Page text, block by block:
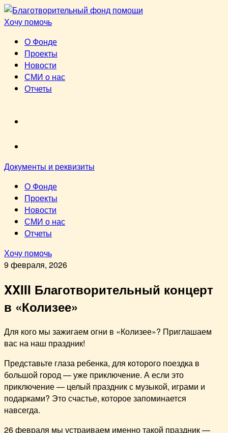
Перейти
к
Хочу помочь
О Фонде
Проекты
Новости
СМИ о нас
Отчеты
Документы и реквизиты
О Фонде
Проекты
Новости
СМИ о нас
Отчеты
Хочу помочь
9 февраля, 2026
XXIII Благотворительный концерт
в «Колизее»
Для кого мы зажигаем огни в «Колизее»? Приглашаем
вас на наш праздник!
Представьте глаза ребенка, для которого поездка в
большой город — уже приключение. А если это
приключение — целый праздник с музыкой, играми и
подарками? Это счастье, которое запоминается
навсегда.
26 февраля мы устраиваем именно такой праздник —